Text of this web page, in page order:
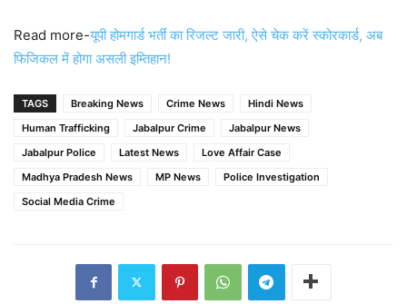
Read more-यूपी होमगार्ड भर्ती का रिजल्ट जारी, ऐसे चेक करें स्कोरकार्ड, अब
फिजिकल में होगा असली इम्तिहान!
TAGS Breaking News Crime News
Hindi News
Human Trafficking
Jabalpur Crime
Jabalpur News
Jabalpur Police
Latest News
Love Affair Case
Madhya Pradesh News
MP News
Police Investigation
Social Media Crime